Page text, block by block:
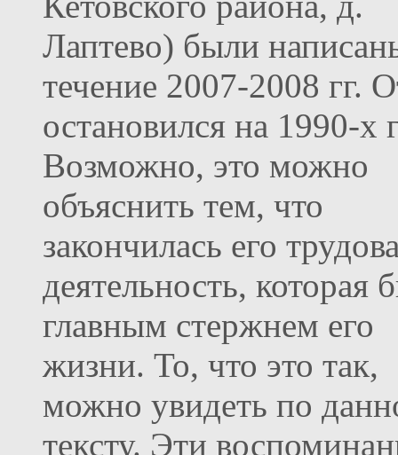
Лаптево) были
течение 2007-2008 гг.
остановился на 1990-х
Возможно, это можно
объяснить тем, что
закончилась его
деятельность, которая
главным стержнем его
жизни. То, что это так,
можно увидеть по
тексту. Эти